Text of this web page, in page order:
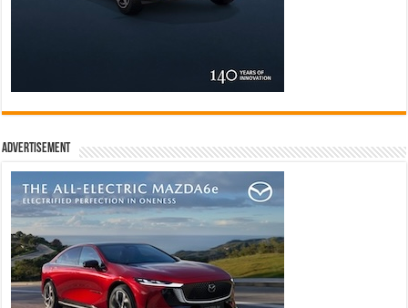
Advertisement